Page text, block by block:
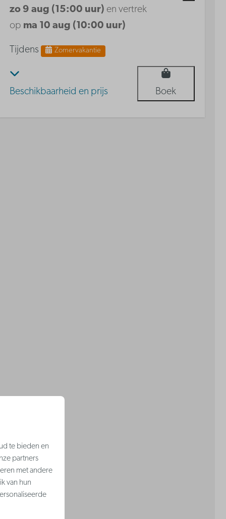
zo 9 aug (15:00 uur) en vertrek
op ma 10 aug (10:00 uur)
Tijdens Zomervakantie
Beschikbaarheid en prijs Boek
te bieden en
partners
met andere
van hun